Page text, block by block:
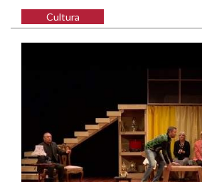
Cultura